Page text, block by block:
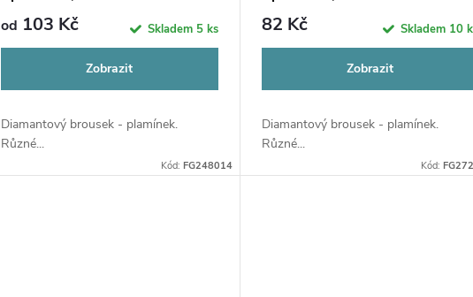
od 103 Kč Skladem 5 ks
Zobrazit
Diamantový brousek - plamínek.
Různé...
Kód: FG248014
82 Kč Skladem 10
Zobrazit
Diamantový brousek - plamínek.
Různé...
Kód: